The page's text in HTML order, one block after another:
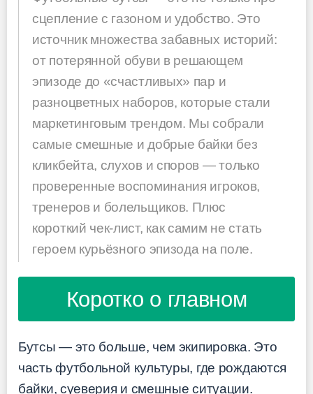
сцепление с газоном и удобство. Это
источник множества забавных историй:
от потерянной обуви в решающем
эпизоде до «счастливых» пар и
разноцветных наборов, которые стали
маркетинговым трендом. Мы собрали
самые смешные и добрые байки без
кликбейта, слухов и споров — только
проверенные воспоминания игроков,
тренеров и болельщиков. Плюс
короткий чек-лист, как самим не стать
героем курьёзного эпизода на поле.
Коротко о главном
Бутсы — это больше, чем экипировка. Это
часть футбольной культуры, где рождаются
байки, суеверия и смешные ситуации.